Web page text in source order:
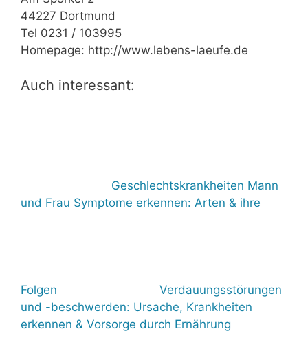
44227 Dortmund
Tel 0231 / 103995
Homepage: http://www.lebens-laeufe.de
Auch interessant:
Geschlechtskrankheiten Mann
und Frau Symptome erkennen: Arten & ihre
Folgen
Verdauungsstörungen
und -beschwerden: Ursache, Krankheiten
erkennen & Vorsorge durch Ernährung